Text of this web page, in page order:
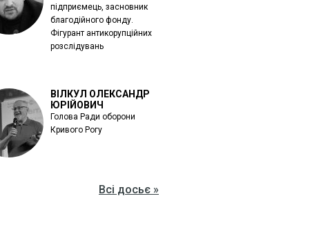
підприємець, засновник
благодійного фонду.
Фігурант антикорупційних
розслідувань
ВІЛКУЛ ОЛЕКСАНДР
ЮРІЙОВИЧ
Голова Ради оборони
Кривого Рогу
Всі досьє »